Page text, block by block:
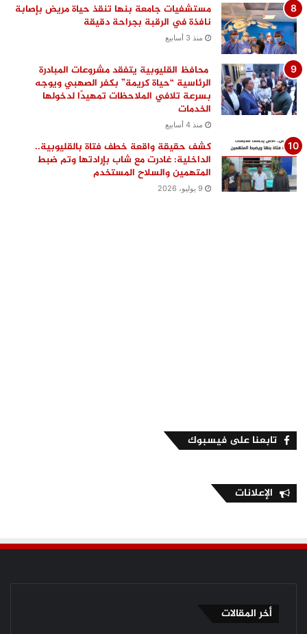
مستشفيات جامعة بنها تنقذ حياة مريض بإصابة
نافذة في الرقبة بجراحة دقيقة
منذ 3 أسابيع
محافظ القليوبية يتفقد مشروعات المبادرة
الرئاسية “حياة كريمة” بكفر الصهبي ويوجه
بسرعة تلافي الملاحظات تمهيدًا لدخولها
الخدمات
منذ 4 أسابيع
كشف حقيقة واقعة خطف فتاة بالقليوبية..
الداخلية: غادرت مع شاب بإرادتها وتم ضبط
المتهمين والسلاح المستخدم
9 يوليو، 2026
تابعنا على فيسبوك
الإعلانات
أخر المقالات